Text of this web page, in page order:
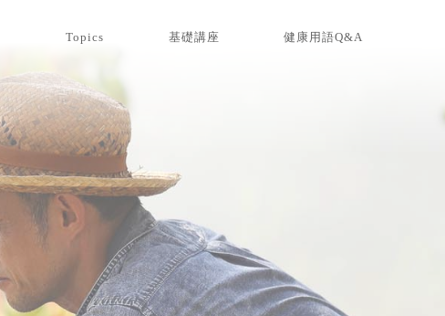
Topics 基礎講座 健康用語Q&A